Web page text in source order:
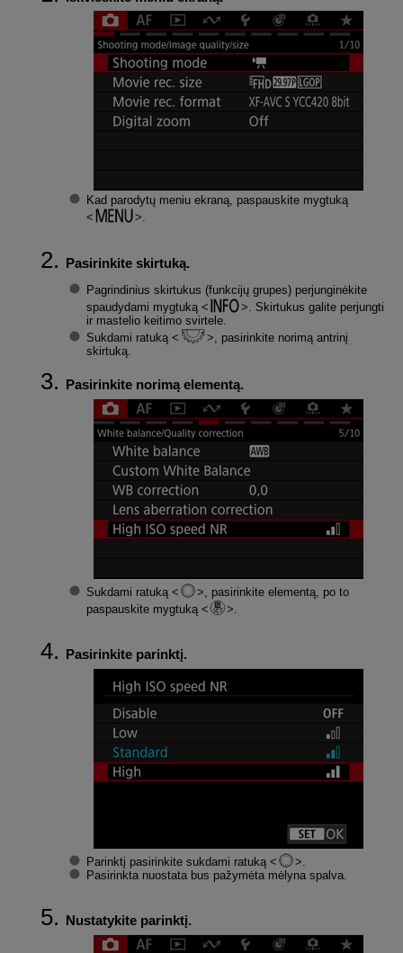
Kad parodytų meniu ekraną, paspauskite mygtuką
.
Pasirinkite skirtuką.
Pagrindinius skirtukus (funkcijų grupes) perjunginėkite
spaudydami mygtuką
. Skirtukus galite perjungti
ir mastelio keitimo svirtele.
Sukdami ratuką
, pasirinkite norimą antrinį
skirtuką.
Pasirinkite norimą elementą.
Sukdami ratuką
, pasirinkite elementą, po to
paspauskite mygtuką
Pasirinkite parinktį.
Parinktį pasirinkite sukdami ratuką
Pasirinkta nuostata bus pažymėta mėlyna spalva.
Nustatykite parinktį.